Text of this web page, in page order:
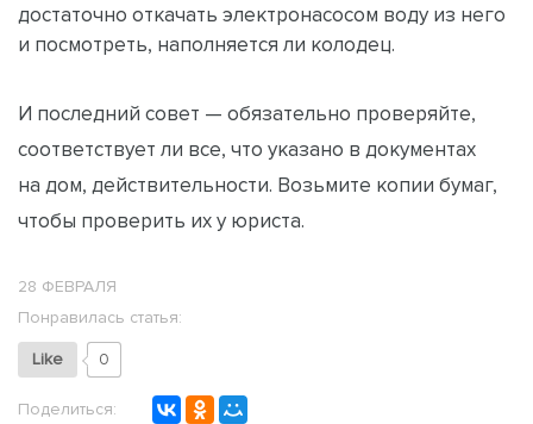
достаточно откачать электронасосом воду из него
и посмотреть, наполняется ли колодец.
И последний совет — обязательно проверяйте,
соответствует ли все, что указано в документах
на дом, действительности. Возьмите копии бумаг,
чтобы проверить их у юриста.
28 ФЕВРАЛЯ
Понравилась статья:
Like 0
Поделиться: